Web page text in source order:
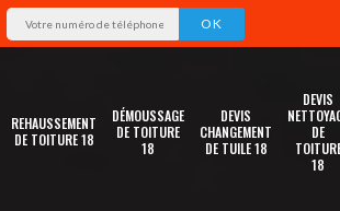
REHAUSSEMENT
DE TOITURE 18
DÉMOUSSAGE
DE TOITURE
18
DEVIS
CHANGEMENT
DE TUILE 18
DEVIS
DE
18